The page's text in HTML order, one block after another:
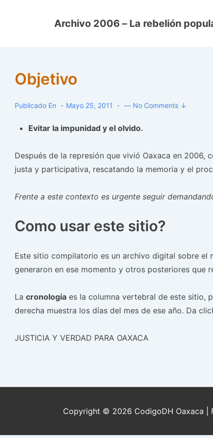
Archivo 2006 – La rebelión
Objetivo
Publicado En Mayo 25, 2011 — No Comments ↓
Evitar la impunidad y el olvido.
Después de la represión que vivió Oaxaca en
justa y participativa, rescatando la memoria y el
Frente a este contexto es urgente seguir
Como usar este sitio?
Este sitio compilatorio es un archivo digital sobre el
generaron en ese momento y otros posteriores que
La cronología es la columna vertebral de este sitio,
derecha muestra los días del mes de ese año. Da
JUSTICIA Y VERDAD PARA OAXACA
Copyright © 2026 CodigoDH Oaxaca